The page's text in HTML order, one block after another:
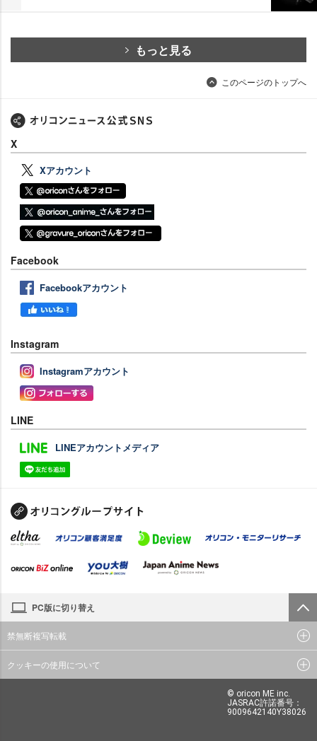
もっと見る
このページのトップへ
X
Xアカウント
Facebook
Facebookアカウント
Instagram
Instagramアカウント
LINE
LINEアカウントメディア
PC版に切り替え
禁無断複写転載
クッキーの使用について
© oricon ME inc.
JASRAC許諾番号：
9009642140Y38026